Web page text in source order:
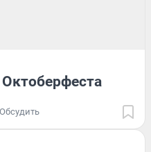
Обсудить